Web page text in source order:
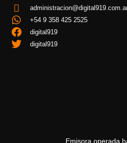
+54 9 358 425 2525
digital919
digital919
Emisora operada